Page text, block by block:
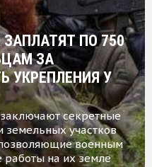
ПО 750
ЗА
УКРЕПЛЕНИЯ У
секретные
земельных участков
военным
работы на их земле